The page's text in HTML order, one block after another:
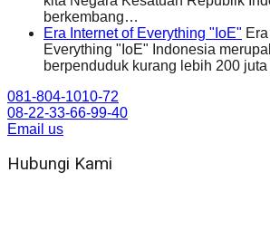
berkembang…
Era Internet of Everything "IoE"
Everything "IoE" Indonesia
berpenduduk kurang lebih 200
081-804-1010-72
08-22-33-66-99-40
Email us
Hubungi Kami